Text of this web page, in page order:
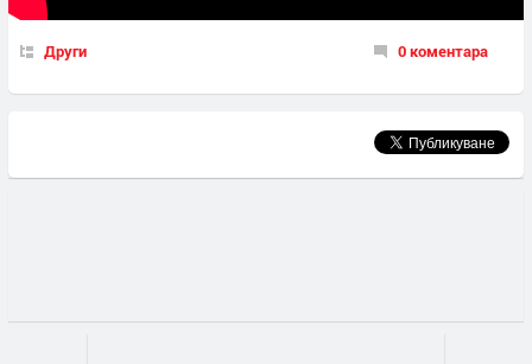
Други 0 коментара